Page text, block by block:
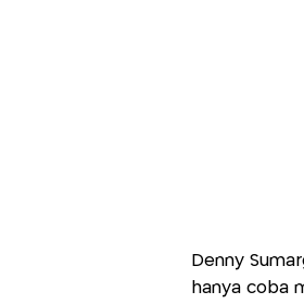
Denny
hanya coba